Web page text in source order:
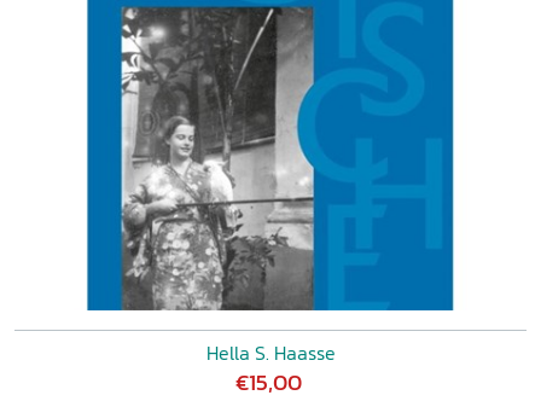
Hella S. Haasse
€15,00